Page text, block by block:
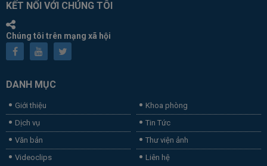
KẾT NỐI VỚI CHÚNG TÔI
Chúng tôi trên mạng xã hội
DANH MỤC
Giới thiệu
Khoa phòng
Dịch vụ
Tin Tức
Văn bản
Thư viện ảnh
Videoclips
Liên hệ